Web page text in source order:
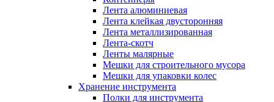
Лента алюминиевая
Лента клейкая двусторонняя
Лента металлизированная
Лента-скотч
Ленты малярные
Мешки для строительного мусора
Мешки для упаковки колес
Хранение инструмента
Полки для инструмента